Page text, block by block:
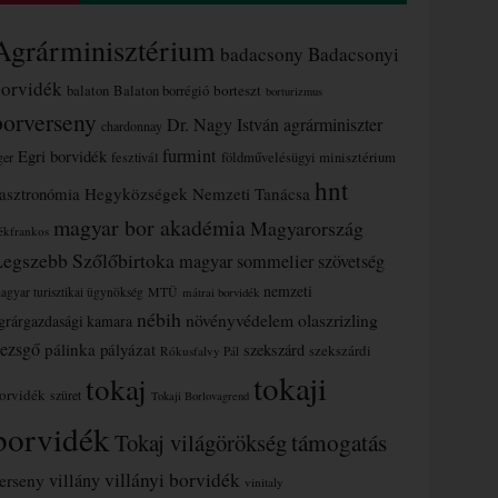
badacsony Badacsonyi
balaton Balaton borrégió borteszt borturizmus
chardonnay Dr. Nagy István agrárminiszter
Egri borvidék fesztivál furmint földművelésügyi minisztérium
Hegyközségek Nemzeti Tanácsa hnt
magyar bor akadémia Magyarország
Szőlőbirtoka magyar sommelier szövetség
turisztikai ügynökség MTÜ mátrai borvidék nemzeti
kamara nébih növényvédelem olaszrizling
pálinka pályázat Rókusfalvy Pál szekszárd szekszárdi
szüret tokaj Tokaji Borlovagrend tokaji
Tokaj világörökségtámogatás
villány villányi borvidék vinitaly